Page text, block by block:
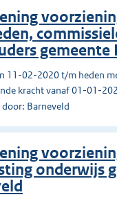
gemeente
11-02-2020 t/m heden
kracht vanaf 01-01-
Barneveld
onderwijs